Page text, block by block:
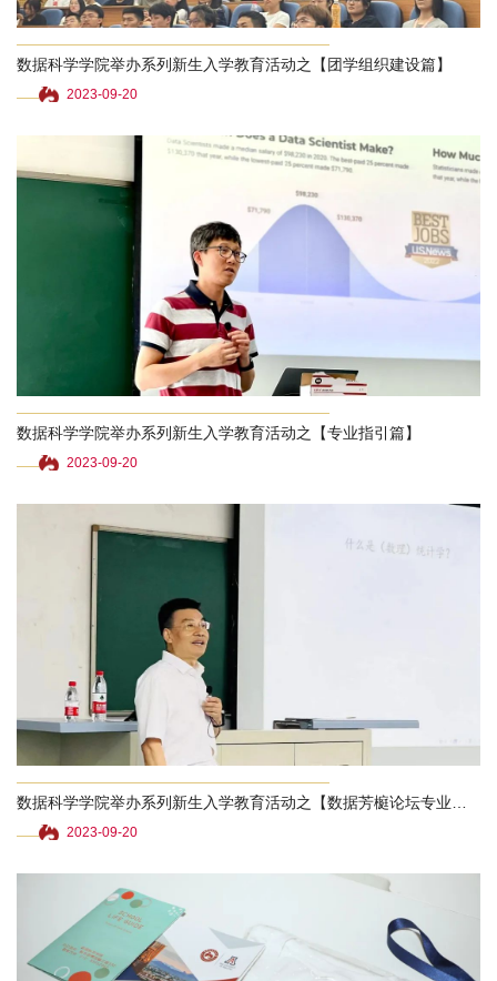
数据科学学院举办系列新生入学教育活动之【团学组织建设篇】
2023-09-20
数据科学学院举办系列新生入学教育活动之【专业指引篇】
2023-09-20
2023-09-20